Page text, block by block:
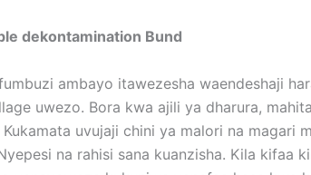
dekontamination Bund
ambayo itawezesha waendeshaji
uwezo. Bora kwa ajili ya dharura,
uvujaji chini ya malori na
na rahisi sana kuanzisha. Kila kifaa